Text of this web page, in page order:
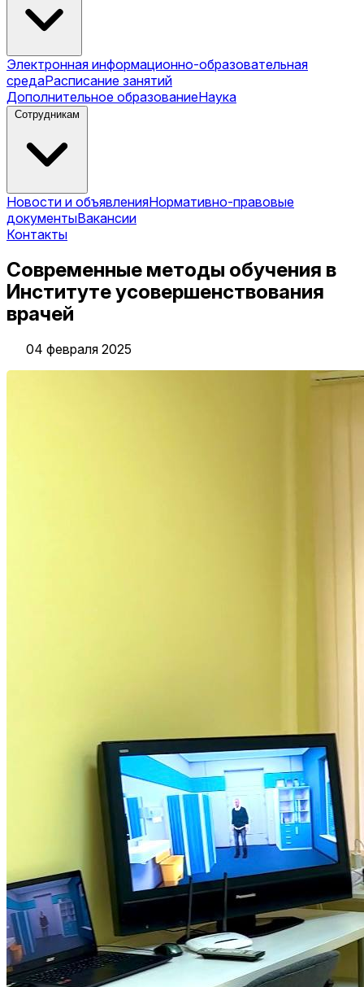
Электронная информационно-образовательная
средаРасписание занятий
Дополнительное образованиеНаука
Сотрудникам
Новости и объявленияНормативно-правовые
документыВакансии
Контакты
Современные методы обучения в
Институте усовершенствования
врачей
04 февраля 2025